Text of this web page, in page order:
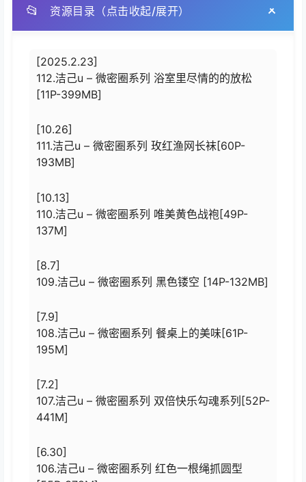
📂 资源目录（点击收起/展开）
[2025.2.23]
112.洁己u – 微密圈系列 浴室里尽情的的放松
[11P-399MB]
[10.26]
111.洁己u – 微密圈系列 玫红渔网长袜[60P-
193MB]
[10.13]
110.洁己u – 微密圈系列 唯美黄色战袍[49P-
137M]
[8.7]
109.洁己u – 微密圈系列 黑色镂空 [14P-132MB]
[7.9]
108.洁己u – 微密圈系列 餐桌上的美味[61P-
195M]
[7.2]
107.洁己u – 微密圈系列 双倍快乐勾魂系列[52P-
441M]
[6.30]
106.洁己u – 微密圈系列 红色一根绳抓圆型